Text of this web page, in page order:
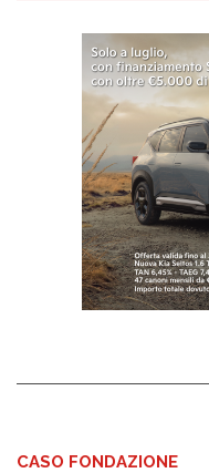
CASO FONDAZIONE